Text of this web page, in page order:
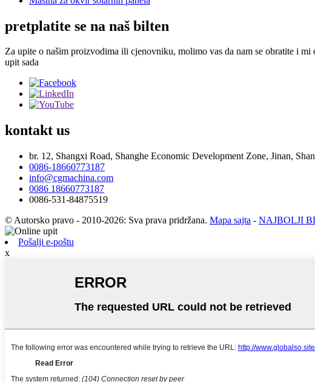
pretplatite se na naš bilten
Za upite o našim proizvodima ili cjenovniku, molimo vas da nam se obratite i mi
upit sada
kontakt us
br. 12, Shangxi Road, Shanghe Economic Development Zone, Jinan,
0086-18660773187
info@cgmachina.com
0086 18660773187
0086-531-84875519
© Autorsko pravo - 2010-2026: Sva prava pridržana. Mapa sajta - NAJBOLJI
Pošalji e-poštu
x